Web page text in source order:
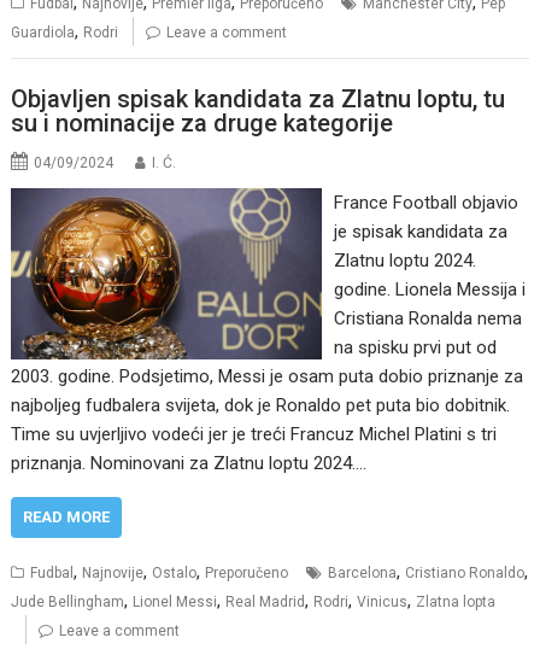
Fudbal Najnovije Premier liga Preporučeno Manchester City
Pep
Guardiola, Rodri Leave a comment
Objavljen spisak kandidata za Zlatnu loptu, tu
su i nominacije za druge kategorije
04/09/2024 I. Ć.
France Football objavio
je spisak kandidata za
Zlatnu loptu 2024.
godine. Lionela Messija i
Cristiana Ronalda nema
na spisku prvi put od
2003. godine. Podsjetimo, Messi je osam puta dobio priznanje za
najboljeg fudbalera svijeta, dok je Ronaldo pet puta bio dobitnik.
Time su uvjerljivo vodeći jer je treći Francuz Michel Platini s tri
priznanja. Nominovani za Zlatnu loptu 2024.…
READ MORE
Fudbal, Najnovije, Ostalo, Preporučeno Barcelona, Cristiano Ronaldo,
Jude Bellingham, Lionel Messi, Real Madrid, Rodri,Vinicus, Zlatna lopta
Leave a comment